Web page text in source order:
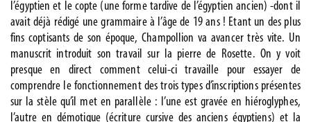
l’égyptien et le copte (une forme tardive de l’égyptien ancien) -dont il
avait déjà rédigé une grammaire à l’âge de 19 ans ! Etant un des plus
fins coptisants de son époque, Champollion va avancer très vite. Un
manuscrit introduit son travail sur la pierre de Rosette. On y voit
presque en direct comment celui-ci travaille pour essayer de
comprendre le fonctionnement des trois types d’inscriptions présentes
sur la stèle qu’il met en parallèle : l’une est gravée en hiéroglyphes,
l’autre en démotique (écriture cursive des anciens égyptiens) et la